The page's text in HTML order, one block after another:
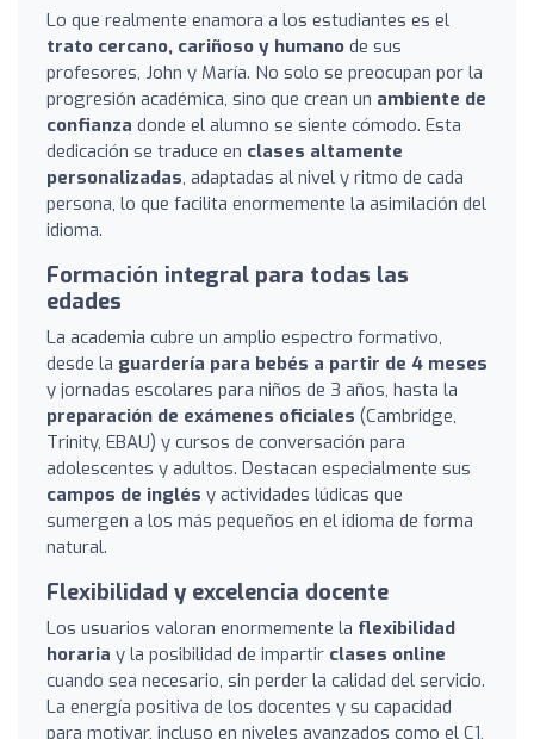
Lo que realmente enamora a los estudiantes es el
trato cercano, cariñoso y humano de sus
profesores, John y María. No solo se preocupan por la
progresión académica, sino que crean un ambiente de
confianza donde el alumno se siente cómodo. Esta
dedicación se traduce en clases altamente
personalizadas, adaptadas al nivel y ritmo de cada
persona, lo que facilita enormemente la asimilación del
idioma.
Formación integral para todas las
edades
La academia cubre un amplio espectro formativo,
desde la guardería para bebés a partir de 4 meses
y jornadas escolares para niños de 3 años, hasta la
preparación de exámenes oficiales (Cambridge,
Trinity, EBAU) y cursos de conversación para
adolescentes y adultos. Destacan especialmente sus
campos de inglés y actividades lúdicas que
sumergen a los más pequeños en el idioma de forma
natural.
Flexibilidad y excelencia docente
Los usuarios valoran enormemente la flexibilidad
horaria y la posibilidad de impartir clases online
cuando sea necesario, sin perder la calidad del servicio.
La energía positiva de los docentes y su capacidad
para motivar, incluso en niveles avanzados como el C1,